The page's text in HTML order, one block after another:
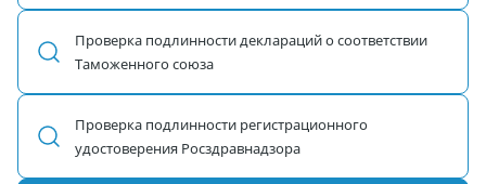
Проверка подлинности деклараций о соответствии
Таможенного союза
Проверка подлинности регистрационного
удостоверения Росздравнадзора